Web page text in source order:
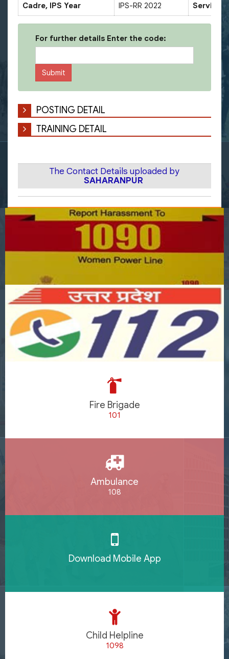
Cadre, IPS Year IPS-RR 2022 Service
For further details Enter the code:
POSTING DETAIL
TRAINING DETAIL
The Contact Details uploaded by
SAHARANPUR
Fire Brigade
101
Ambulance
108
Download Mobile App
Child Helpline
1098